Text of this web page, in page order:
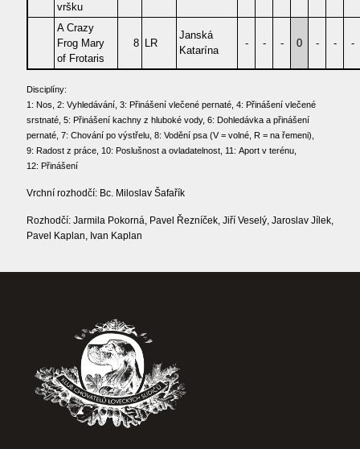
vršku
A Crazy
Frog Mary
of Frotaris
8 LR
Janská
Katarína
- - - 0 - - -
Disciplíny:
1: Nos, 2: Vyhledávání, 3: Přinášení vlečené pernaté, 4: Přinášení vlečené
srstnaté, 5: Přinášení kachny z hluboké vody, 6: Dohledávka a přinášení
pernaté, 7: Chování po výstřelu, 8: Vodění psa (V = volné, R = na řemeni),
9: Radost z práce, 10: Poslušnost a ovladatelnost, 11: Aport v terénu,
12: Přinášení
Vrchní rozhodčí: Bc. Miloslav Šafařík
Rozhodčí: Jarmila Pokorná, Pavel Řezníček, Jiří Veselý, Jaroslav Jílek,
Pavel Kaplan, Ivan Kaplan